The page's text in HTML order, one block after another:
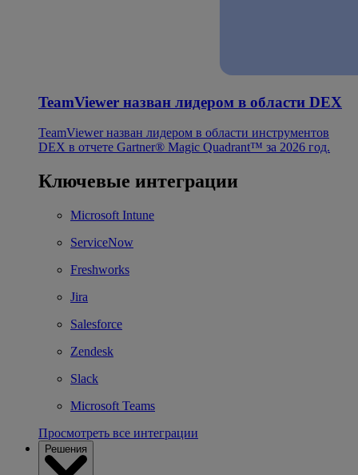
TeamViewer назван лидером в области DEX
TeamViewer назван лидером в области инструментов
DEX в отчете Gartner® Magic Quadrant™ за 2026 год.
Ключевые интеграции
Microsoft Intune
ServiceNow
Freshworks
Jira
Salesforce
Zendesk
Slack
Microsoft Teams
Просмотреть все интеграции
Решения